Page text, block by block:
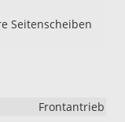
Seitenscheiben
Frontantrieb